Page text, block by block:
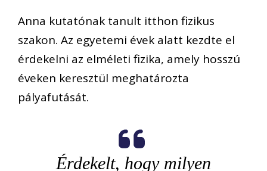
Anna kutatónak tanult itthon fizikus
szakon. Az egyetemi évek alatt kezdte el
érdekelni az elméleti fizika, amely hosszú
éveken keresztül meghatározta
pályafutását.
Érdekelt, hogy milyen